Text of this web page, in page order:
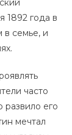
1892 года в
семье, и
часто
развило его
мечтал